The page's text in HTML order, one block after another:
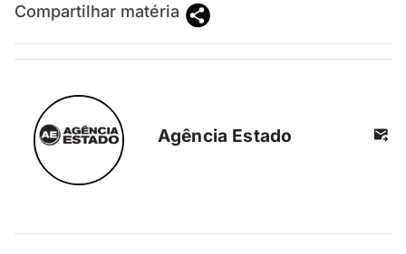
Compartilhar matéria
Agência Estado